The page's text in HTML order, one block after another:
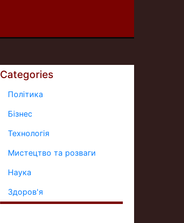
Categories
Політика
Бізнес
Технологія
Мистецтво та розваги
Наука
Здоров'я